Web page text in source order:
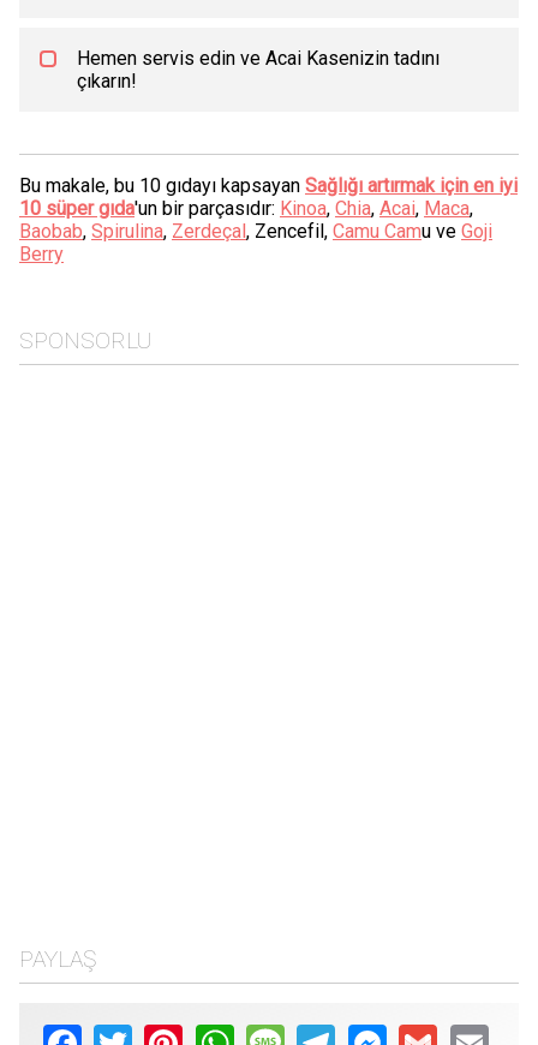
Hemen servis edin ve Acai Kasenizin tadını
çıkarın!
Bu makale, bu 10 gıdayı kapsayan Sağlığı artırmak için en iyi
10 süper gıda'un bir parçasıdır: Kinoa, Chia, Acai, Maca,
Baobab, Spirulina, Zerdeçal, Zencefil, Camu Camu ve Goji
Berry
SPONSORLU
PAYLAŞ
Facebook
Twitter PinterestWhatsAppMessageTelegramMessenger
Gmail Email